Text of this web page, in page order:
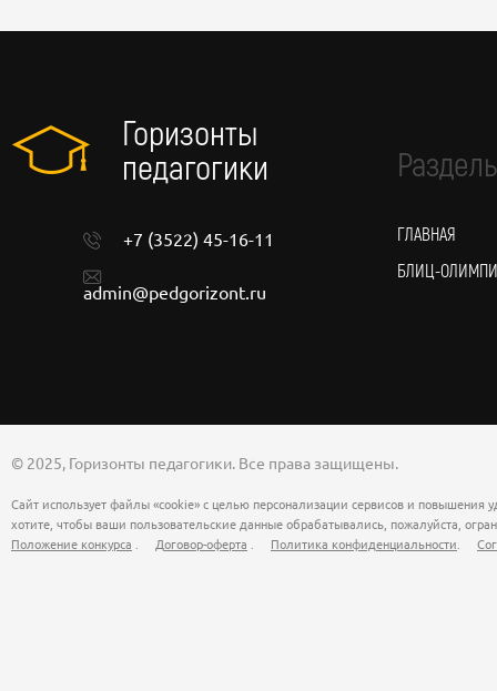
Горизонты
педагогики
+7 (3522) 45-16-11
admin@pedgorizont.ru
ГЛАВНАЯ
БЛИЦ-
© 2025, Горизонты педагогики. Все права защищены.
Сайт использует файлы «cookie» с целью персонализации сервисов и повышения
хотите, чтобы ваши пользовательские данные обрабатывались, пожалуйста,
Положение конкурса
Договор-оферта Политика конфиденциальности